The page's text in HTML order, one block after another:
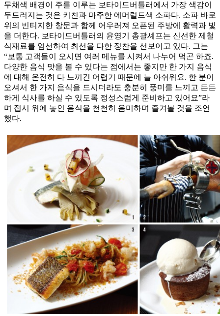
무채색 배경이 주를 이루는 보타이드버틀러에서 가장 색감이
두드러지는 것은 키친과 마주한 에머럴드색 소파다. 소파 바로
위의 빈티지한 창문과 함께 어우러져 오픈된 주방에 활력과 빛
을 더한다. 보타이드버틀러의 윤영기 총괄셰프는 신선한 제철
식재료를 엄선하여 최선을 다한 정찬을 선보이고 있다. 그는
“보통 고객들이 오시면 여러 메뉴를 시켜서 나누어 먹곤 하죠.
다양한 음식 맛을 볼 수 있다는 점에서는 좋지만 한 가지 음식
에 대해 온전히 다 느끼긴 어렵기 때문에 늘 아쉬워요. 한 분이
오셔서 한 가지 음식을 드시더라도 충분히 풍미를 느끼고 든든
하게 식사를 하실 수 있도록 정성스럽게 준비하고 있어요”라
며 접시 위에 놓인 음식을 천천히 음미하며 즐겨볼 것을 조언
했다.